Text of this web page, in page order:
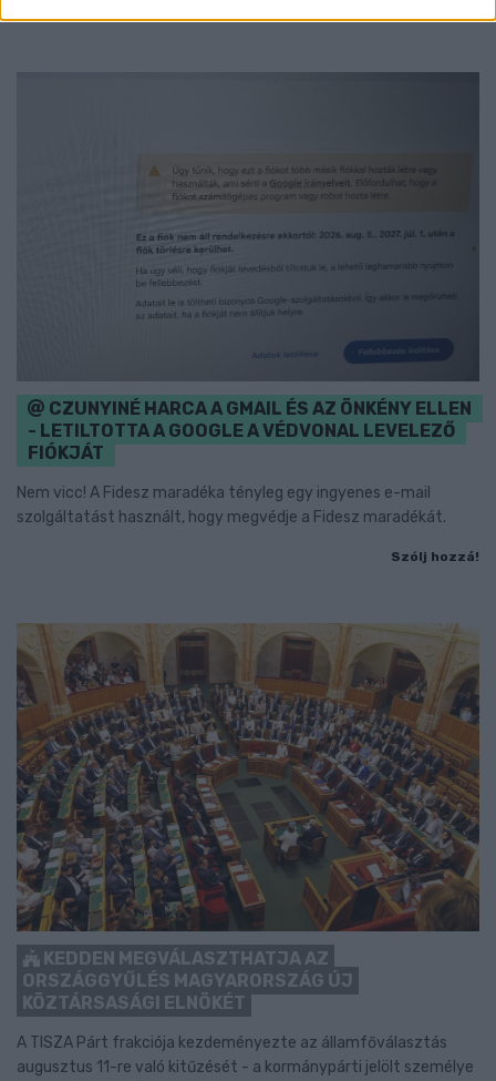
CZUNYINÉ HARCA A GMAIL ÉS AZ ÖNKÉNY ELLEN
- LETILTOTTA A GOOGLE A VÉDVONAL LEVELEZŐ
FIÓKJÁT
Nem vicc! A Fidesz maradéka tényleg egy ingyenes e-mail
szolgáltatást használt, hogy megvédje a Fidesz maradékát.
Szólj hozzá!
KEDDEN MEGVÁLASZTHATJA AZ
ORSZÁGGYŰLÉS MAGYARORSZÁG ÚJ
KÖZTÁRSASÁGI ELNÖKÉT
A TISZA Párt frakciója kezdeményezte az államfőválasztás
augusztus 11-re való kitűzését - a kormánypárti jelölt személye